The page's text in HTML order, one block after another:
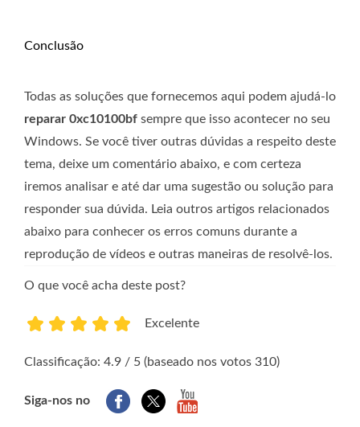
Conclusão
Todas as soluções que fornecemos aqui podem ajudá-lo
reparar 0xc10100bf sempre que isso acontecer no seu
Windows. Se você tiver outras dúvidas a respeito deste
tema, deixe um comentário abaixo, e com certeza
iremos analisar e até dar uma sugestão ou solução para
responder sua dúvida. Leia outros artigos relacionados
abaixo para conhecer os erros comuns durante a
reprodução de vídeos e outras maneiras de resolvê-los.
O que você acha deste post?
Excelente
Classificação: 4.9 / 5 (baseado nos votos 310)
Siga-nos no